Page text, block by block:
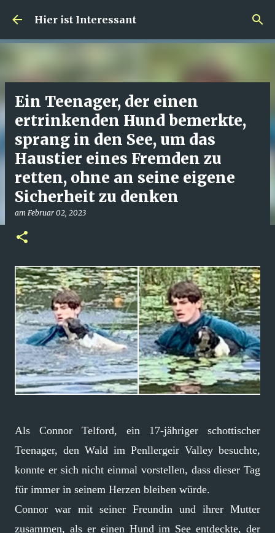
Direkt zum Hauptbereich
Hier ist Interessant
Ein Teenager, der einen
ertrinkenden Hund bemerkte,
sprang in den See, um das
Haustier eines Fremden zu
retten, ohne an seine eigene
Sicherheit zu denken
am Februar 02, 2023
Als Connor Telford, ein 17-jähriger schottischer
Teenager, den Wald im Penllergeir Valley besuchte,
konnte er sich nicht einmal vorstellen, dass dieser Tag
für immer in seinem Herzen bleiben würde.
Connor war mit seiner Freundin und ihrer Mutter
zusammen, als er einen Hund im See entdeckte, der